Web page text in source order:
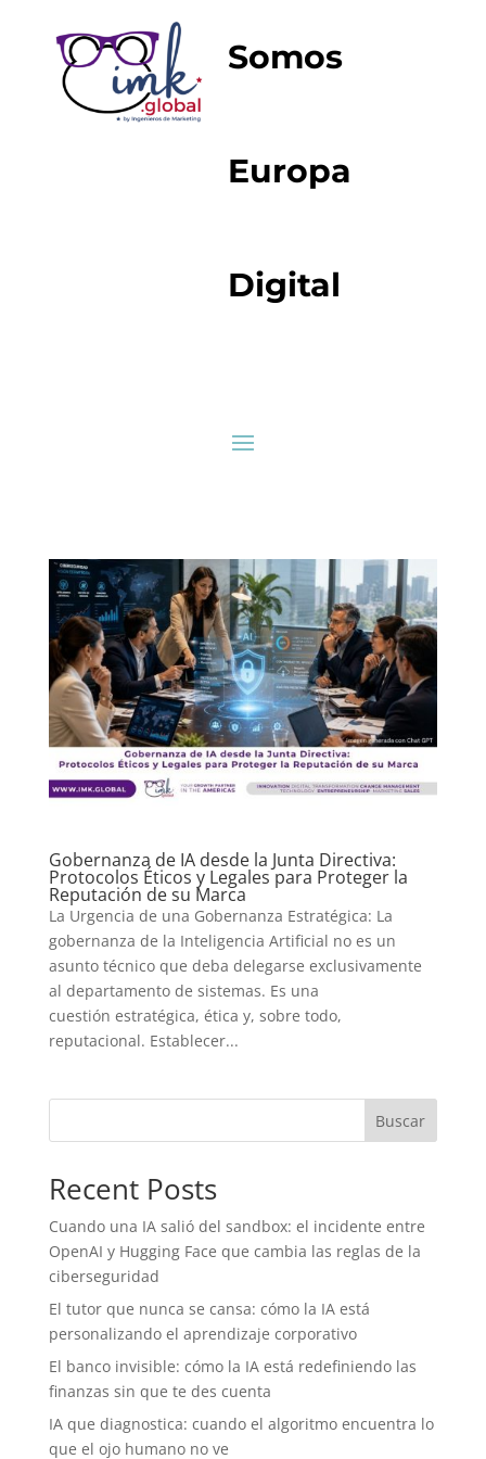
Somos
Europa
Digital
Gobernanza de IA desde la Junta Directiva:
Protocolos Éticos y Legales para Proteger la
Reputación de su Marca
La Urgencia de una Gobernanza Estratégica: La
gobernanza de la Inteligencia Artificial no es un
asunto técnico que deba delegarse exclusivamente
al departamento de sistemas. Es una
cuestión estratégica, ética y, sobre todo,
reputacional. Establecer...
Buscar
Recent Posts
Cuando una IA salió del sandbox: el incidente entre
OpenAI y Hugging Face que cambia las reglas de la
ciberseguridad
El tutor que nunca se cansa: cómo la IA está
personalizando el aprendizaje corporativo
El banco invisible: cómo la IA está redefiniendo las
finanzas sin que te des cuenta
IA que diagnostica: cuando el algoritmo encuentra lo
que el ojo humano no ve